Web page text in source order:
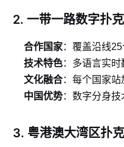
2. 一带一路数字扑
合作国家：覆盖沿线
技术特色：多语言实
文化融合：每个国家
中国优势：数字分身
3. 粤港澳大湾区扑